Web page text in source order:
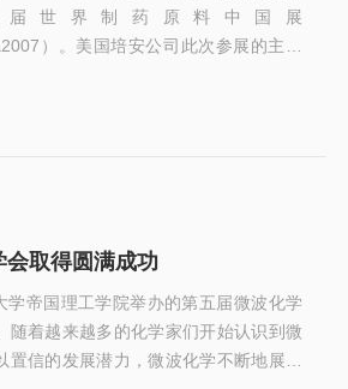
世界制药原料中国展
）。美国培安公司此次参展的主要
全自动高压平行反应器LPauto-
年来专业致力于全自动化学仪器的研
取得圆满成功
学帝国理工学院举办的第五届微波化学
随着越来越多的化学家们开始认识到微
置信的发展潜力，微波化学不断地展示